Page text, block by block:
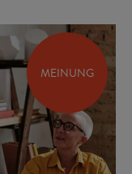
MEINUNG